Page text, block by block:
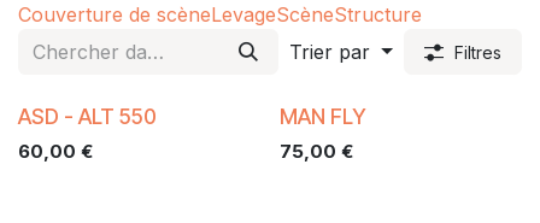
Couverture de scèneLevageScèneStructure
Trier par
Filtres
ASD - ALT 550
60,00 €
MAN FLY
75,00 €